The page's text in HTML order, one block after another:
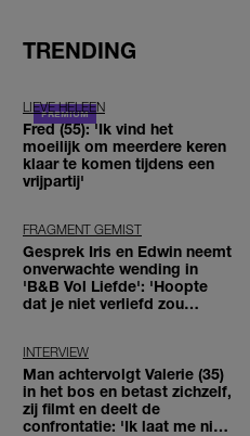
TRENDING
LIEVE HELEEN
Fred (55): 'Ik vind het
moeilijk om meerdere keren
klaar te komen tijdens een
vrijpartij'
FRAGMENT GEMIST
Gesprek Iris en Edwin neemt
onverwachte wending in
'B&B Vol Liefde': 'Hoopte
dat je niet verliefd zou
INTERVIEW
Man achtervolgt Valerie (35)
in het bos en betast zichzelf,
zij filmt en deelt de
confrontatie: 'Ik laat me niet